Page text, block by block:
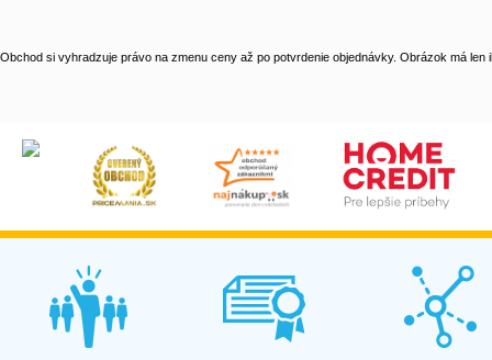
Obchod si vyhradzuje právo na zmenu ceny až po potvrdenie objednávky. Obrázok má len